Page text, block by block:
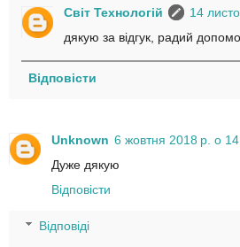
Світ Технологій
14
дякую за відгук, радий
Відповісти
Unknown 6 жовтня 2018 р. о
Дуже дякую
Відповісти
Відповіді